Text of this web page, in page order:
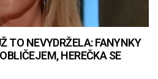
TO NEVYDRŽELA: FANYNKY
HEREČKA SE